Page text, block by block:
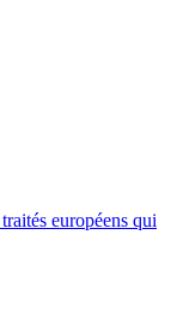
européens qui